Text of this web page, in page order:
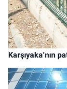
Karşıyaka’nın